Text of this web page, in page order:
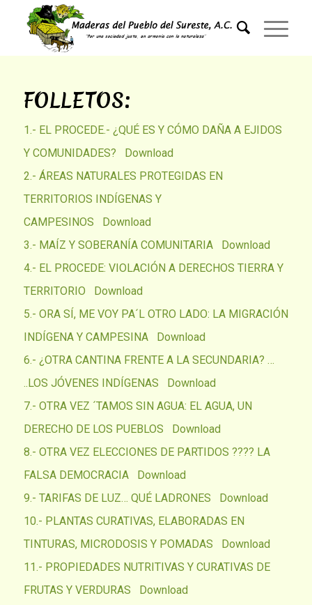
FOLLETOS:
1.- EL PROCEDE.- ¿QUÉ ES Y CÓMO DAÑA A EJIDOS
Y COMUNIDADES?
Download
2.- ÁREAS NATURALES PROTEGIDAS EN
TERRITORIOS INDÍGENAS Y
CAMPESINOS
Download
3.- MAÍZ Y SOBERANÍA COMUNITARIA
Download
4.- EL PROCEDE: VIOLACIÓN A DERECHOS TIERRA Y
TERRITORIO
Download
5.- ORA SÍ, ME VOY PA´L OTRO LADO: LA MIGRACIÓN
INDÍGENA Y CAMPESINA
Download
6.- ¿OTRA CANTINA FRENTE A LA SECUNDARIA? …
..LOS JÓVENES INDÍGENAS
Download
7.- OTRA VEZ ´TAMOS SIN AGUA: EL AGUA, UN
DERECHO DE LOS PUEBLOS
Download
8.- OTRA VEZ ELECCIONES DE PARTIDOS ???? LA
FALSA DEMOCRACIA
Download
9.- TARIFAS DE LUZ… QUÉ LADRONES
Download
10.- PLANTAS CURATIVAS, ELABORADAS EN
TINTURAS, MICRODOSIS Y POMADAS
Download
11.- PROPIEDADES NUTRITIVAS Y CURATIVAS DE
FRUTAS Y VERDURAS
Download